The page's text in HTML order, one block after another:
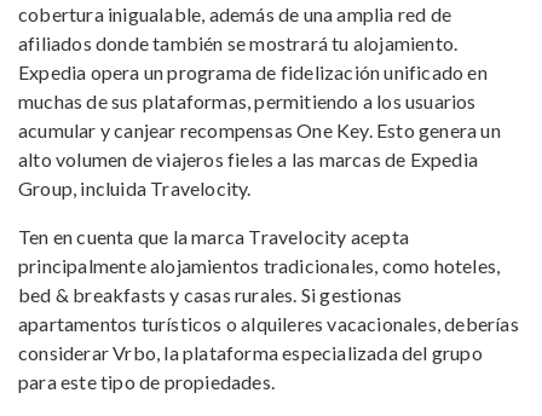
cobertura inigualable, además de una amplia red de
afiliados donde también se mostrará tu alojamiento.
Expedia opera un programa de fidelización unificado en
muchas de sus plataformas, permitiendo a los usuarios
acumular y canjear recompensas One Key. Esto genera un
alto volumen de viajeros fieles a las marcas de Expedia
Group, incluida Travelocity.
Ten en cuenta que la marca Travelocity acepta
principalmente alojamientos tradicionales, como hoteles,
bed & breakfasts y casas rurales. Si gestionas
apartamentos turísticos o alquileres vacacionales, deberías
considerar Vrbo, la plataforma especializada del grupo
para este tipo de propiedades.